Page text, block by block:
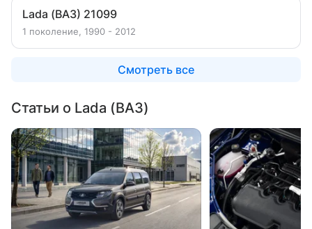
Lada (ВАЗ) 21099
1 поколение, 1990 - 2012
Смотреть все
Статьи о Lada (ВАЗ)